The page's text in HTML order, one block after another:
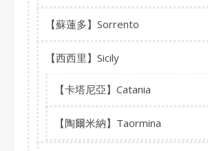
【蘇蓮多】Sorrento
【西西里】Sicily
【卡塔尼亞】Catania
【陶爾米納】Taormina